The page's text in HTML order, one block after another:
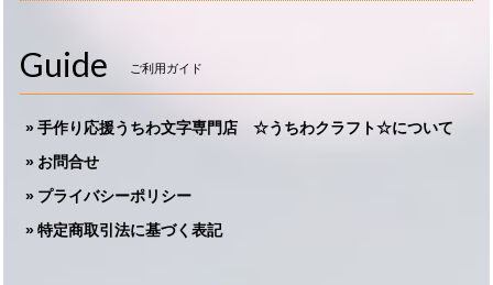
Guide ご利用ガイド
手作り応援うちわ文字専門店 ☆うちわクラフト☆について
お問合せ
プライバシーポリシー
特定商取引法に基づく表記